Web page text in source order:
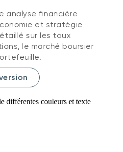
analyse financière
et stratégie
sur les taux
le marché boursier